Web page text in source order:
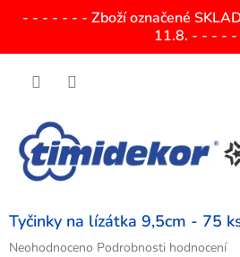
- - - - - - - Zboží označené
11.8. - - - -
Tyčinky na lízátka 9,5cm - 75
Průměrné
Neohodnoceno Podrobnosti hodnocení